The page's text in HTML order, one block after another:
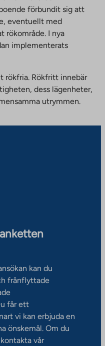
förbundit sig att
eventuellt med
rökområde. I nya
implementerats
rökfria. Rökfritt innebär
dess lägenheter,
utrymmen.
kan du
frånflyttade
får ett
vi kan erbjuda en
önskemål. Om du
vår